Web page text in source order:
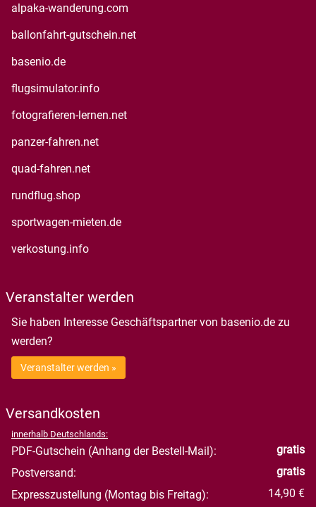
alpaka-wanderung.com
ballonfahrt-gutschein.net
basenio.de
flugsimulator.info
fotografieren-lernen.net
panzer-fahren.net
quad-fahren.net
rundflug.shop
sportwagen-mieten.de
verkostung.info
Veranstalter werden
Sie haben Interesse Geschäftspartner von basenio.de zu
werden?
Veranstalter werden »
Versandkosten
innerhalb Deutschlands:
PDF-Gutschein (Anhang der Bestell-Mail):
gratis
Postversand:
gratis
Expresszustellung (Montag bis Freitag):
14,90 €